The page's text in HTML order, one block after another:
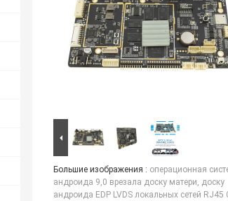
Большие изображения : операционная
андроида 9,0 врезала доску матери, доску
андроида EDP LVDS локальных сетей RJ45